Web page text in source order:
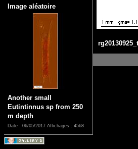
Image aléatoire
Another small
Eutintinnus sp from 250
m depth
Date : 06/05/2017 Affichages : 4568